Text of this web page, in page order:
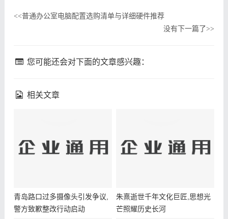
<<普通办公室电脑配置选购清单与详细硬件推荐
没有下一篇了>>
您可能还会对下面的文章感兴趣：
相关文章
青岛路口过多摄像头引发争议,
警方致歉整改行动启动
朱熹逝世千年文化巨匠,思想光
芒照耀历史长河